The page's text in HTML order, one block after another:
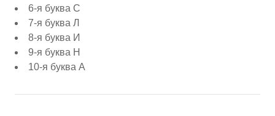
6-я буква С
7-я буква Л
8-я буква И
9-я буква Н
10-я буква А